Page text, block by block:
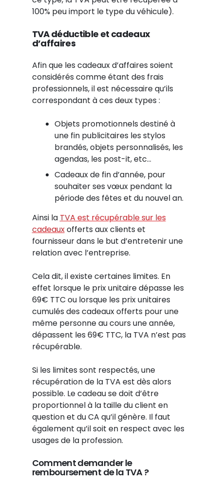
100% peu import le type du véhicule).
TVA déductible et cadeaux
d’affaires
Afin que les cadeaux d’affaires soient
considérés comme étant des frais
professionnels, il est nécessaire qu’ils
correspondant à ces deux types :
Objets promotionnels destiné à
une fin publicitaires les stylos
brandés, objets personnalisés, les
agendas, les post-it, etc…
Cadeaux de fin d’année, pour
souhaiter ses vœux pendant la
période des fêtes et du nouvel an.
Ainsi la TVA est récupérable sur les
cadeauxofferts aux clients et
fournisseur dans le but d’entretenir une
relation avec l’entreprise.
Cela dit, il existe certaines limites. En
effet lorsque le prix unitaire dépasse les
69€ TTC ou lorsque les prix unitaires
cumulés des cadeaux offerts pour une
même personne au cours une année,
dépassent les 69€ TTC, la TVA n’est pas
récupérable.
Si les limites sont respectés, une
récupération de la TVA est dès alors
possible. Le cadeau se doit d’être
proportionnel à la taille du client en
question et du CA qu’il génère. Il faut
également qu’il soit en respect avec les
usages de la profession.
Comment demander le
remboursement de la TVA ?